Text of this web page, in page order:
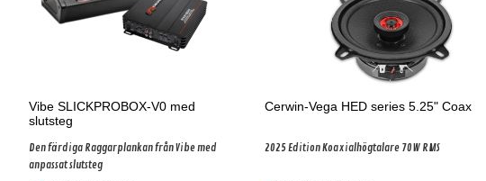
Vibe SLICKPROBOX-V0 med
slutsteg
Den färdiga Raggarplankan från Vibe med
anpassat slutsteg
Cerwin-Vega HED series 5.25" Coax
2025 Edition Koaxialhögtalare 70W RMS